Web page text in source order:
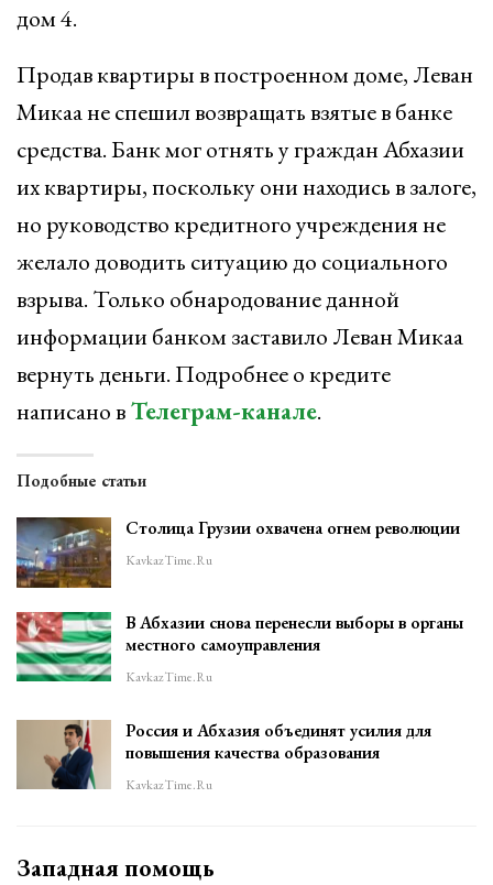
дом 4.
Продав квартиры в построенном доме, Леван
Микаа не спешил возвращать взятые в банке
средства. Банк мог отнять у граждан Абхазии
их квартиры, поскольку они находись в залоге,
но руководство кредитного учреждения не
желало доводить ситуацию до социального
взрыва. Только обнародование данной
информации банком заставило Леван Микаа
вернуть деньги. Подробнее о кредите
написано вТелеграм-канале.
Подобные статьи
Столица Грузии охвачена огнем революции
KavkazTime.ru
В Абхазии снова перенесли выборы в органы
местного самоуправления
KavkazTime.ru
Россия и Абхазия объединят усилия для
повышения качества образования
KavkazTime.ru
Западная помощь